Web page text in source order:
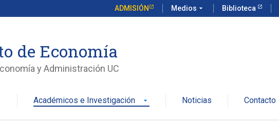
ADMISIÓN Medios arrow_drop_down Biblioteca
de Economía
y Administración UC
Académicos e Investigación arrow_drop_down Noticias Contacto